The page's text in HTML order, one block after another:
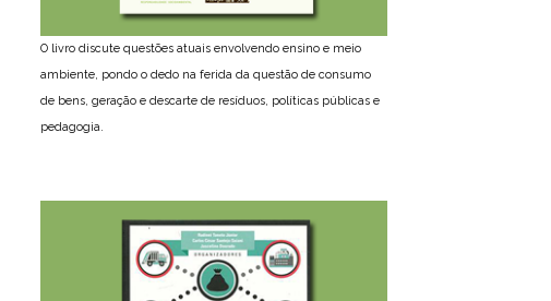
O livro discute questões atuais envolvendo ensino e meio
ambiente, pondo o dedo na ferida da questão de consumo
de bens, geração e descarte de resíduos, políticas públicas e
pedagogia.